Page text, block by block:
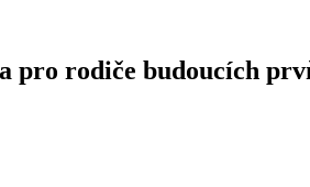
pro rodiče budoucích